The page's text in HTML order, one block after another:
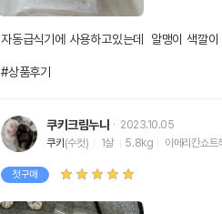
자동급식기에 사용하고있는데  알맹이 색깔
#상품후기
쿠키크림누나
2023.10.05
쿠키(수컷) 1살 5.8kg 아메리칸쇼트
첫구매